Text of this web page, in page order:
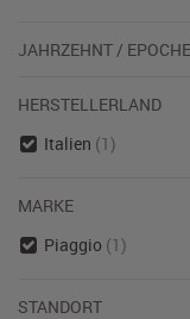
JAHRZEHNT / EPOCHE
HERSTELLERLAND
Italien (1)
MARKE
Piaggio (1)
STANDORT